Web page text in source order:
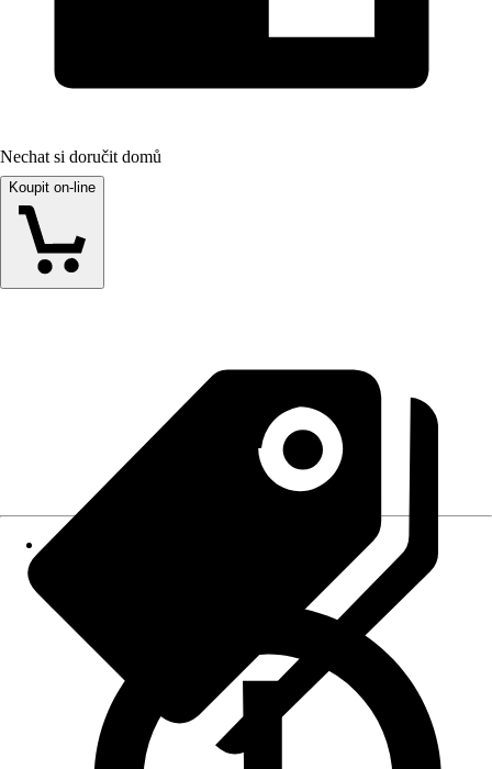
Nechat si doručit domů
Koupit on-line